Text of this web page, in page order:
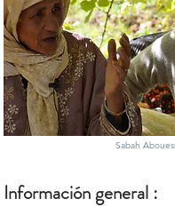
Sabah
Información general :